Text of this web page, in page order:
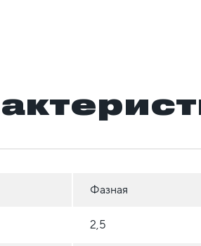
Фазная
2,5